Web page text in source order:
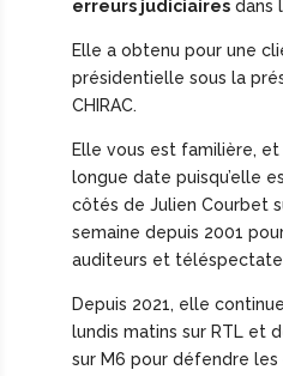
erreurs judiciairesdans
Elle a obtenu pour une
présidentielle sous la
CHIRAC.
Elle vous est familière,
longue date puisqu’elle
côtés de Julien Courbet
semaine depuis 2001
auditeurs et
Depuis 2021, elle
lundis matins sur RTL et
sur M6 pour défendre